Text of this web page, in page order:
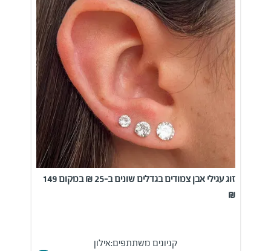
זוג עגילי אבן צמודים בגדלים שונים ב-25 ₪ במקום 149
₪
קניונים משתתפים:אילון